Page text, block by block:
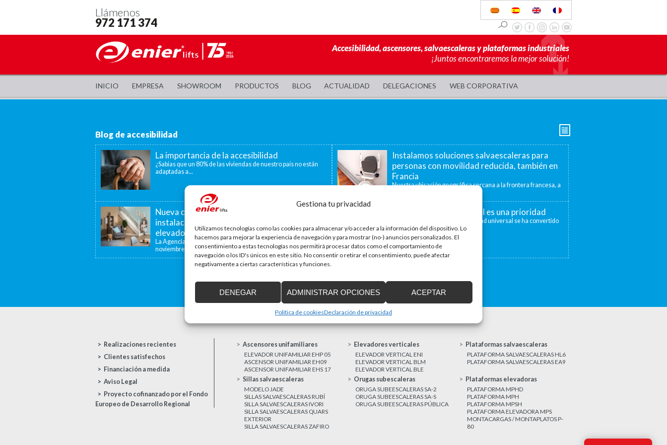
Gestiona tu privacidad
Utilizamos tecnologías como las cookies para almacenar y/o acceder a la información del dispositivo. Lo
hacemos para mejorar la experiencia de navegación y para mostrar (no-) anuncios personalizados. El
consentimiento a estas tecnologías nos permitirá procesar datos como el comportamiento de
navegación o los ID's únicos en este sitio. No consentir o retirar el consentimiento, puede afectar
negativamente a ciertas características y funciones.
ACEPTAR
DENEGAR ADMINISTRAR OPCIONES
Política de cookiesDeclaración de privacidad
Llámenos
972 171 374
Accesibilidad, ascensores, salvaescaleras y plataformas industriales
¡Juntos encontraremos la mejor solución!
INICIO EMPRESA SHOWROOM PRODUCTOS BLOG ACTUALIDAD DELEGACIONES WEB CORPORATIVA
Blog de accesibilidad
La importancia de la accesibilidad
¿Sabías que un 80% de las viviendas de nuestro país no están
adaptadas a...
Instalamos soluciones salvaescaleras para
personas con movilidad reducida, también en
Francia
Nuestra ubicación geográfica cercana a la frontera francesa, a
40 minutos, nos permite ofrecer...
Nueva convocatoria de ayudas para la
instalación de ascensores, plataformas
elevadoras y dispositivos de accesibilidad
La Agencia de la Vivienda de Cataluña aprobó el pasado 15 de
noviembre de...
La accesibilidad universal es una prioridad
En la última década la accesibilidad universal se ha convertido
en una prioridad para...
Realizaciones recientes
Clientes satisfechos
Financiación a medida
Aviso Legal
Proyecto cofinanzado por el Fondo
Europeo de Desarrollo Regional
Ascensores unifamiliares
ELEVADOR UNIFAMILIAR EHP 05
ASCENSOR UNIFAMILIAR EH09
ASCENSOR UNIFAMILIAR EHS 17
Elevadores verticales
ELEVADOR VERTICAL ENI
ELEVADOR VERTICAL BLM
ELEVADOR VERTICAL BLE
Plataformas salvaescaleras
PLATAFORMA SALVAESCALERAS HL6
PLATAFORMA SALVAESCALERAS EA9
Sillas salvaescaleras
MODELO JADE
SILLAS SALVAESCALERAS RUBÍ
SILLA SALVAESCALERAS IVORI
SILLA SALVAESCALERAS QUARS
EXTERIOR
SILLA SALVAESCALERAS ZAFIRO
Orugas subescaleras
ORUGA SUBEESCALERAS SA-2
ORUGA SUBEESCALERAS SA-S
ORUGA SUBEESCALERAS PÚBLICA
Plataformas elevadoras
PLATAFORMA MPHD
PLATAFORMA MPH
PLATAFORMA MPSH
PLATAFORMA ELEVADORA MPS
MONTACARGAS / MONTAPLATOS P-
80